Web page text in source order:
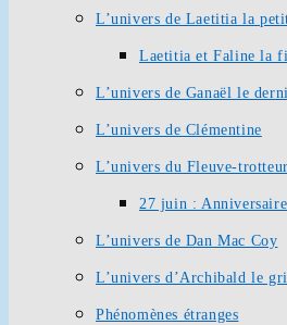
L’univers de Laetitia la
Laetitia et Faline la
L’univers de Ganaël le
L’univers de Clémentine
L’univers du Fleuve-trotteur
27 juin : Anniversaire
L’univers de Dan Mac Coy
L’univers d’Archibald le
Phénomènes étranges